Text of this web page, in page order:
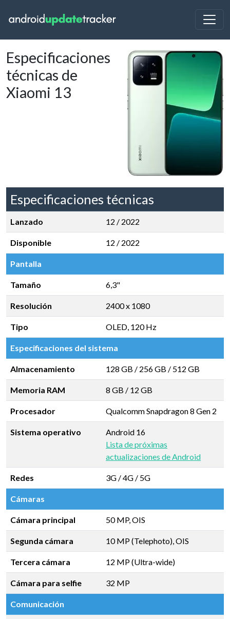
Especificaciones
técnicas de
Xiaomi 13
Especificaciones técnicas
Lanzado 12 / 2022
Disponible 12 / 2022
Pantalla
Tamaño 6,3"
Resolución 2400 x 1080
Tipo OLED, 120 Hz
Especificaciones del sistema
Almacenamiento 128 GB / 256 GB / 512 GB
Memoria RAM 8 GB / 12 GB
Procesador Qualcomm Snapdragon 8 Gen 2
Sistema operativo
Android 16
Lista de próximas
actualizaciones de Android
Redes 3G / 4G / 5G
Cámaras
Cámara principal 50 MP, OIS
Segunda cámara 10 MP (Telephoto), OIS
Tercera cámara 12 MP (Ultra-wide)
Cámara para selfie 32 MP
Comunicación